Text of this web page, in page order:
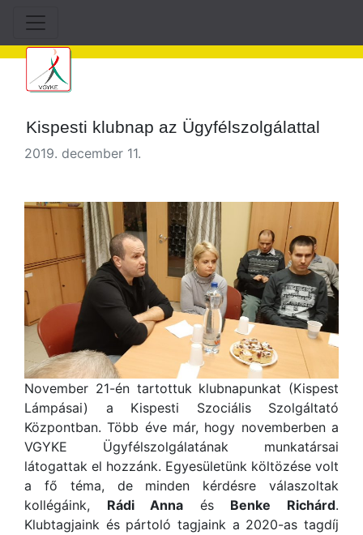
Kispesti klubnap az Ügyfélszolgálattal
2019. december 11.
November 21-én tartottuk klubnapunkat (Kispest
Lámpásai) a Kispesti Szociális Szolgáltató
Központban. Több éve már, hogy novemberben a
VGYKE Ügyfélszolgálatának munkatársai
látogattak el hozzánk. Egyesületünk költözése volt
a fő téma, de minden kérdésre válaszoltak
kollégáink, Rádi Anna és Benke Richárd.
Klubtagjaink és pártoló tagjaink a 2020-as tagdíj